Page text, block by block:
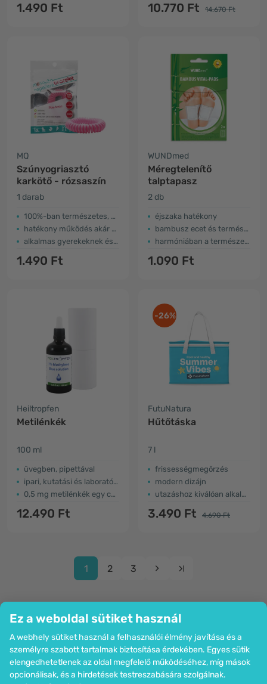
Ez a weboldal sütiket használ
A webhely sütiket használ a felhasználói élmény javítása és a
személyre szabott tartalmak biztosítása érdekében. Egyes sütik
elengedhetetlenek az oldal megfelelő működéséhez, míg mások
opcionálisak, és a hirdetések testreszabására szolgálnak.
1.490 Ft 10.770 Ft 14.670 Ft
MQ
Szúnyogriasztó
karkötő - rózsaszín
1 darab
100%-ban természetes, DEET nélkül
hatékony működés akár 300 órán keresztül
alkalmas gyerekeknek és felnőtteknek
1.490 Ft
WUNDmed
Méregtelenítő
talptapasz
2 db
éjszaka hatékony
bambusz ecet és természetes kivonatok
harmóniában a természettel
1.090 Ft
Heiltropfen
Metilénkék
100 ml
üvegben, pipettával
ipari, kutatási és laboratóriumi célokra
0,5 mg metilénkék egy cseppben
12.490 Ft
-26%
FutuNatura
Hűtőtáska
7 l
frissességmegőrzés
modern dizájn
utazáshoz kiválóan alkalmas
3.490 Ft 4.690 Ft
1 2 3
Cég
Információk
Csatlakozzon hozzánk